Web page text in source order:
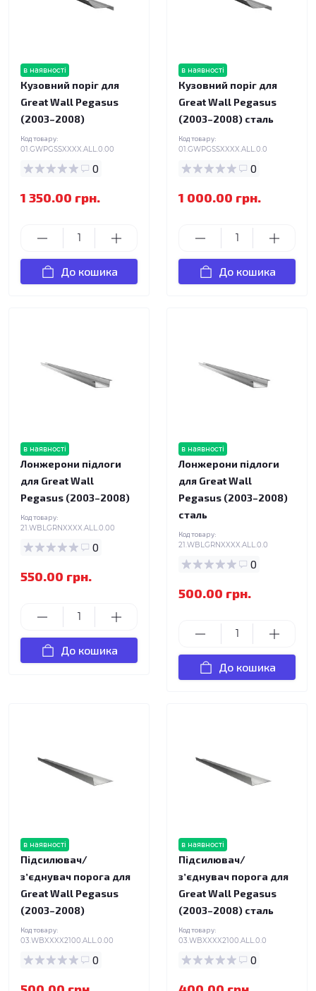
в наявності
Кузовний поріг для
Great Wall Pegasus
(2003–2008)
Код товару:
01.GWPGSSXXXX.ALL.0.00
0
1 350.00 грн.
До кошика
в наявності
Кузовний поріг для
Great Wall Pegasus
(2003–2008) сталь
Код товару:
01.GWPGSSXXXX.ALL.0.0
0
1 000.00 грн.
До кошика
в наявності
Лонжерони підлоги
для Great Wall
Pegasus (2003–2008)
Код товару:
21.WBLGRNXXXX.ALL.0.00
0
550.00 грн.
До кошика
в наявності
Лонжерони підлоги
для Great Wall
Pegasus (2003–2008)
сталь
Код товару:
21.WBLGRNXXXX.ALL.0.0
0
500.00 грн.
До кошика
в наявності
Підсилювач/
зʼєднувач порога для
Great Wall Pegasus
(2003–2008)
Код товару:
03.WBXXXX2100.ALL.0.00
0
в наявності
Підсилювач/
зʼєднувач порога для
Great Wall Pegasus
(2003–2008) сталь
Код товару:
03.WBXXXX2100.ALL.0.0
0